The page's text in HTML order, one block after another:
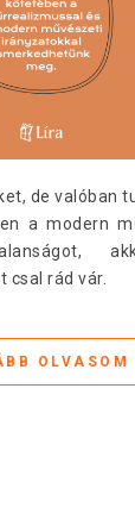
a modern
csal rád vár.
OLVASOM